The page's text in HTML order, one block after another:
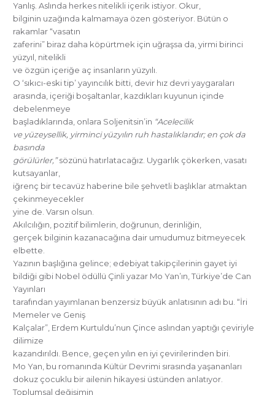
Yanlış. Aslında herkes nitelikli içerik istiyor. Okur,
bilginin uzağında kalmamaya özen gösteriyor. Bütün o
rakamlar “vasatın
zaferini” biraz daha köpürtmek için uğraşsa da, yirmi birinci
yüzyıl, nitelikli
ve özgün içeriğe aç insanların yüzyılı.
O ‘sıkıcı-eski tip’ yayıncılık bitti, devir hız devri yaygaraları
arasında, içeriği boşaltanlar, kazdıkları kuyunun içinde
debelenmeye
başladıklarında, onlara Soljenitsin’in “Acelecilik
ve yüzeysellik, yirminci yüzyılın ruh hastalıklarıdır; en çok da
basında
görülürler,”sözünü hatırlatacağız. Uygarlık çökerken, vasatı
kutsayanlar,
iğrenç bir tecavüz haberine bile şehvetli başlıklar atmaktan
çekinmeyecekler
yine de. Varsın olsun.
Akılcılığın, pozitif bilimlerin, doğrunun, derinliğin,
gerçek bilginin kazanacağına dair umudumuz bitmeyecek
elbette.
Yazının başlığına gelince; edebiyat takipçilerinin gayet iyi
bildiği gibi Nobel ödüllü Çinli yazar Mo Yan’ın, Türkiye’de Can
Yayınları
tarafından yayımlanan benzersiz büyük anlatısının adı bu. “İri
Memeler ve Geniş
Kalçalar”, Erdem Kurtuldu’nun Çince aslından yaptığı çeviriyle
dilimize
kazandırıldı. Bence, geçen yılın en iyi çevirilerinden biri.
Mo Yan, bu romanında Kültür Devrimi sırasında yaşananları
dokuz çocuklu bir ailenin hikayesi üstünden anlatıyor.
Toplumsal değişimin